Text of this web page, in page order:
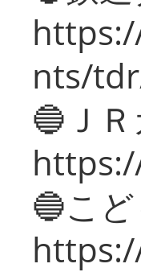
nts/
🔵Ｊ
🔵こ